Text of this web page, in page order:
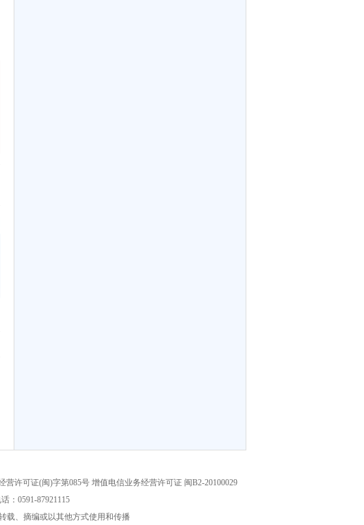
许可证(闽)字第085号 增值电信业务经营许可证 闽B2-20100029
：0591-87921115
载、摘编或以其他方式使用和传播